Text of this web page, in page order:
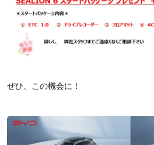
ぜひ、この機会に！